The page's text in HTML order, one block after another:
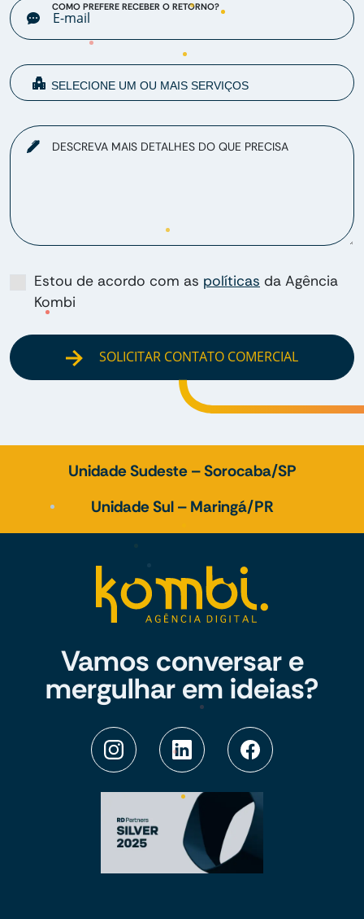
COMO PREFERE RECEBER O RETORNO?
DESCREVA MAIS DETALHES DO QUE PRECISA
Estou de acordo com as políticas da Agência
Kombi
SOLICITAR CONTATO COMERCIAL
Unidade Sudeste – Sorocaba/SP
Unidade Sul – Maringá/PR
Vamos conversar e
mergulhar em ideias?